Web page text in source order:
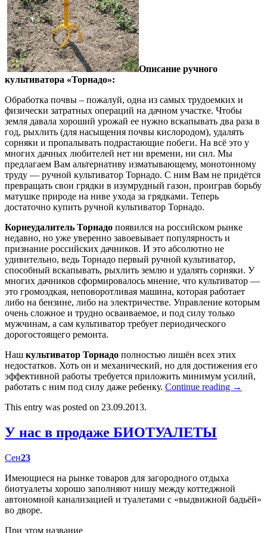
Описание ручного
культиватора «Торнадо»:
Обработка почвы – пожалуй, одна из самых трудоемких и
физически затратных операций на дачном участке. Чтобы
земля давала хороший урожай ее нужно вскапывать два раза в
год, рыхлить (для насыщения почвы кислородом), удалять
сорняки и пропалывать подрастающие побеги. На всё это у
многих дачных любителей нет ни времени, ни сил. Мы
предлагаем Вам альтернативу изматывающему, монотонному
труду — ручной культиватор Торнадо. С ним Вам не придётся
превращать свои грядки в изумрудный газон, проиграв борьбу
матушке природе на ниве ухода за грядками. Теперь
достаточно купить ручной культиватор Торнадо.
Корнеудалитель Торнадо появился на российском рынке
недавно, но уже уверенно завоевывает популярность и
признание российских дачников. И это абсолютно не
удивительно, ведь Торнадо первый ручной культиватор,
способный вскапывать, рыхлить землю и удалять сорняки. У
многих дачников сформировалось мнение, что культиватор —
это громоздкая, неповоротливая машина, которая работает
либо на бензине, либо на электричестве. Управление которым
очень сложное и трудно осваиваемое, и под силу только
мужчинам, а сам культиватор требует периодического
дорогостоящего ремонта.
Наш культиватор Торнадо полностью лишён всех этих
недостатков. Хоть он и механический, но для достижения его
эффективной работы требуется приложить минимум усилий,
работать с ним под силу даже ребенку. Continue reading →
This entry was posted on 23.09.2013.
У нас в продаже БИОТУАЛЕТЫ
Сен23
Имеющиеся на рынке товаров для загородного отдыха
биотуалеты хорошо заполняют нишу между коттеджной
автономной канализацией и туалетами с «выдвижной бадьёй»
во дворе.
При этом название